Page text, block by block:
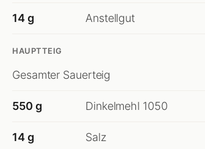
14 g Anstellgut
HAUPTTEIG
Gesamter Sauerteig
550 g Dinkelmehl 1050
14 g Salz